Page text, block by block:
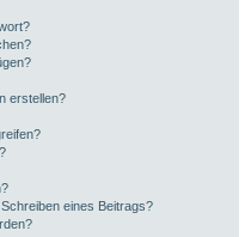
erstellen?
eines Beitrags?